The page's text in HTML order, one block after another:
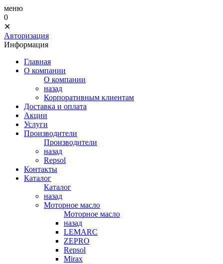
меню
0
✕
Авторизация
Информация
Главная
О компании
О компании
назад
Корпоративным клиентам
Доставка и оплата
Акции
Услуги
Производители
Производители
назад
Repsol
Контакты
Каталог
Каталог
назад
Моторное масло
Моторное масло
назад
LEMARC
ZEPRO
Repsol
Mirax